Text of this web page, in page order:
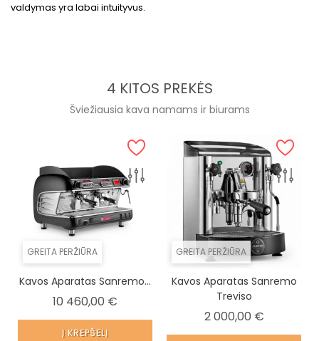
valdymas yra labai intuityvus.
4 KITOS PREKĖS
Šviežiausia kava namams ir biurams
GREITA PERŽIŪRA
Kavos Aparatas Sanremo...
10 460,00 €
Į KREPŠELĮ
GREITA PERŽIŪRA
Kavos Aparatas Sanremo
Treviso
2 000,00 €Kaina